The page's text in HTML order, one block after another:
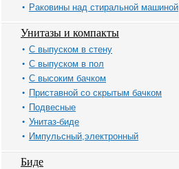
Раковины над стиральной машиной
Унитазы и компакты
С выпуском в стену
С выпуском в пол
С высоким бачком
Приставной со скрытым бачком
Подвесные
Унитаз-биде
Импульсный,электронный
Биде